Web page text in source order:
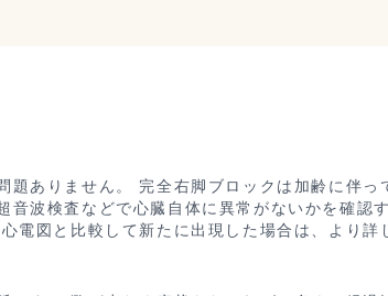
ありません。 完全右脚ブロックは加齢に伴っ
波検査などで心臓自体に異常がないかを確認
電図と比較して新たに出現した場合は、より詳